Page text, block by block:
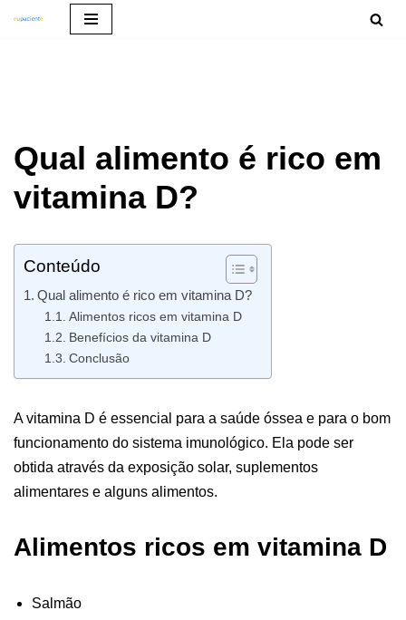
Qual alimento é rico em
vitamina D?
Conteúdo
Qual alimento é rico em vitamina D?
Alimentos ricos em vitamina D
Benefícios da vitamina D
Conclusão
A vitamina D é essencial para a saúde óssea e para o bom
funcionamento do sistema imunológico. Ela pode ser
obtida através da exposição solar, suplementos
alimentares e alguns alimentos.
Alimentos ricos em vitamina D
Salmão